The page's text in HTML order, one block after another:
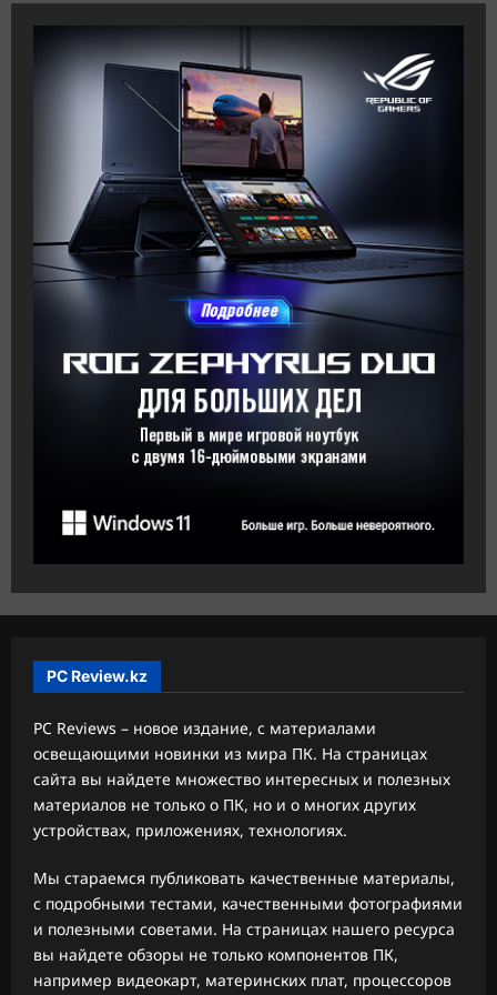
PC Review.kz
PC Reviews – новое издание, с материалами
освещающими новинки из мира ПК. На страницах
сайта вы найдете множество интересных и полезных
материалов не только о ПК, но и о многих других
устройствах, приложениях, технологиях.
Мы стараемся публиковать качественные материалы,
с подробными тестами, качественными фотографиями
и полезными советами. На страницах нашего ресурса
вы найдете обзоры не только компонентов ПК,
например видеокарт, материнских плат, процессоров